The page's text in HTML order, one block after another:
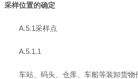
采样位置的确定
A.5.1采样点
A.5.1.1
车站、码头、仓库、车船等装卸货物